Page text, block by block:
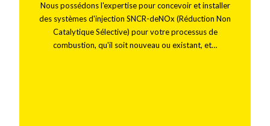
Nous possédons l'expertise pour concevoir et installer
des systèmes d'injection SNCR-deNOx (Réduction Non
Catalytique Sélective) pour votre processus de
combustion, qu'il soit nouveau ou existant, et…